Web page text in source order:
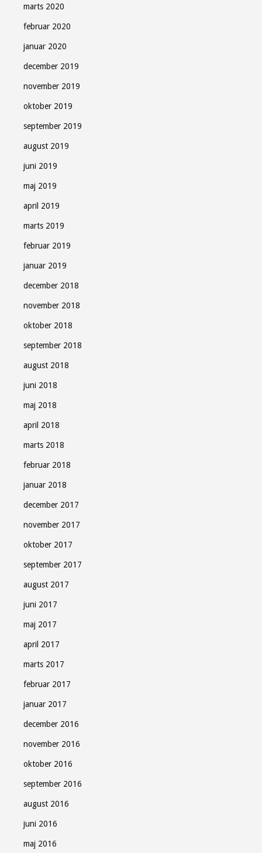
marts 2020
februar 2020
januar 2020
december 2019
november 2019
oktober 2019
september 2019
august 2019
juni 2019
maj 2019
april 2019
marts 2019
februar 2019
januar 2019
december 2018
november 2018
oktober 2018
september 2018
august 2018
juni 2018
maj 2018
april 2018
marts 2018
februar 2018
januar 2018
december 2017
november 2017
oktober 2017
september 2017
august 2017
juni 2017
maj 2017
april 2017
marts 2017
februar 2017
januar 2017
december 2016
november 2016
oktober 2016
september 2016
august 2016
juni 2016
maj 2016